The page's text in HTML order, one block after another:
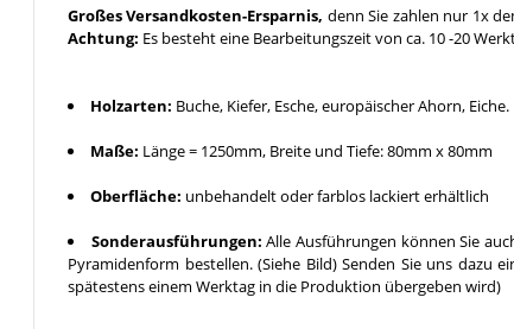
Großes Versandkosten-Ersparnis, denn Sie zahlen nur 1x
Achtung: Es besteht eine Bearbeitungszeit von ca. 10 -20
Holzarten: Buche, Kiefer, Esche, europäischer Ahorn, Eiche.
Maße: Länge = 1250mm, Breite und Tiefe: 80mm x 80mm
Oberfläche: unbehandelt oder farblos lackiert erhältlich
Sonderausführungen: Alle Ausführungen können Sie
Pyramidenform bestellen. (Siehe Bild) Senden Sie uns dazu
spätestens einem Werktag in die Produktion übergeben wird)